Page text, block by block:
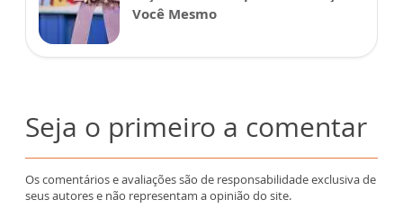
Você Mesmo
Seja o primeiro a comentar
Os comentários e avaliações são de responsabilidade exclusiva de
seus autores e não representam a opinião do site.